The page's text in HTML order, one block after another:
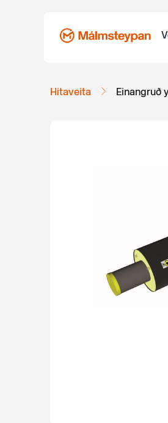
Hitaveita Einangruð